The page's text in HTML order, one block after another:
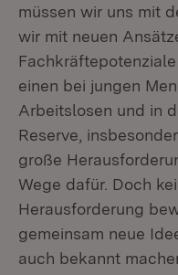
müssen wir uns mit
wir mit neuen
einen bei jungen
Arbeitslosen und in
Reserve,
große
Wege dafür. Doch
Herausforderung
gemeinsam neue
auch bekannt